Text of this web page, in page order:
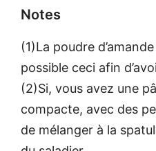
Notes
(1)La poudre
possible ceci afin
(2)Si, vous avez une
compacte, avec des
de mélanger à la